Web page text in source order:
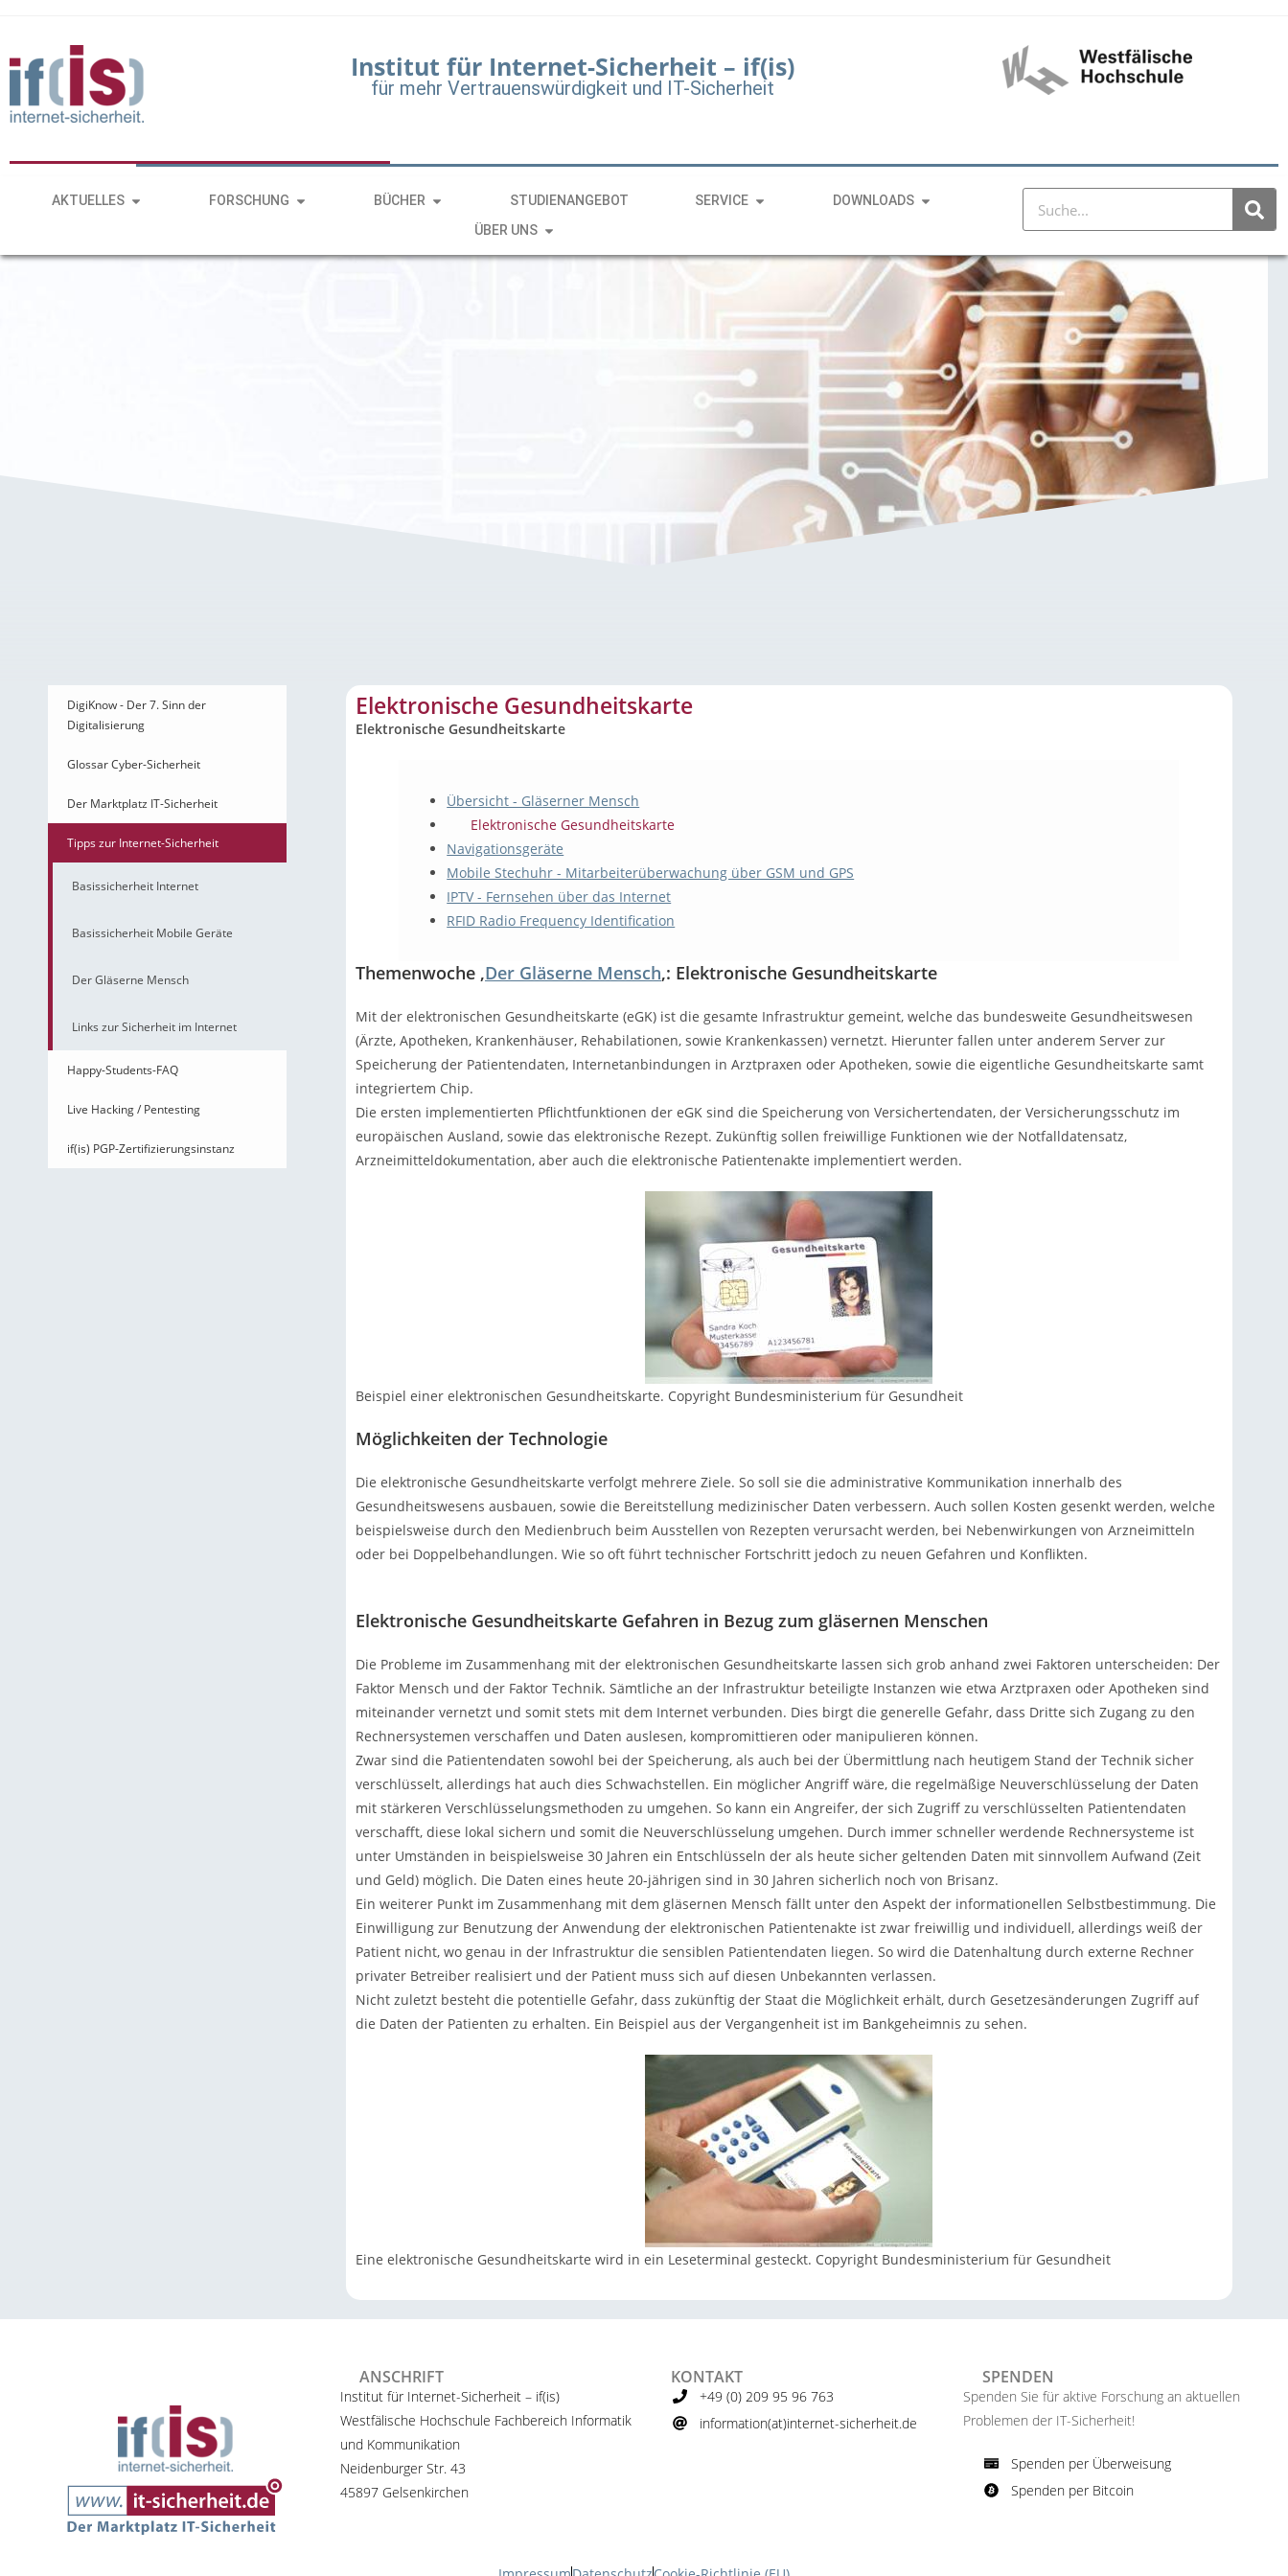
Institut für Internet-Sicherheit – if(is)
für mehr Vertrauenswürdigkeit und IT-Sicherheit
AKTUELLES FORSCHUNG BÜCHER STUDIENANGEBOT SERVICE
DOWNLOADS
ÜBER UNS
DigiKnow - Der 7. Sinn der
Digitalisierung
Glossar Cyber-Sicherheit
Der Marktplatz IT-Sicherheit
Tipps zur Internet-Sicherheit
Basissicherheit Internet
Basissicherheit Mobile Geräte
Der Gläserne Mensch
Links zur Sicherheit im Internet
Happy-Students-FAQ
Live Hacking / Pentesting
if(is) PGP-Zertifizierungsinstanz
Elektronische Gesundheitskarte
Elektronische Gesundheitskarte
Übersicht - Gläserner Mensch
Elektronische Gesundheitskarte
Navigationsgeräte
Mobile Stechuhr - Mitarbeiterüberwachung über GSM und GPS
IPTV - Fernsehen über das Internet
RFID Radio Frequency Identification
Themenwoche ‚Der Gläserne Mensch‚: Elektronische Gesundheitskarte
Mit der elektronischen Gesundheitskarte (eGK) ist die gesamte Infrastruktur gemeint, welche das bundesweite Gesundheitswesen
(Ärzte, Apotheken, Krankenhäuser, Rehabilationen, sowie Krankenkassen) vernetzt. Hierunter fallen unter anderem Server zur
Speicherung der Patientendaten, Internetanbindungen in Arztpraxen oder Apotheken, sowie die eigentliche Gesundheitskarte samt
integriertem Chip.
Die ersten implementierten Pflichtfunktionen der eGK sind die Speicherung von Versichertendaten, der Versicherungsschutz im
europäischen Ausland, sowie das elektronische Rezept. Zukünftig sollen freiwillige Funktionen wie der Notfalldatensatz,
Arzneimitteldokumentation, aber auch die elektronische Patientenakte implementiert werden.
Beispiel einer elektronischen Gesundheitskarte. Copyright Bundesministerium für Gesundheit
Möglichkeiten der Technologie
Die elektronische Gesundheitskarte verfolgt mehrere Ziele. So soll sie die administrative Kommunikation innerhalb des
Gesundheitswesens ausbauen, sowie die Bereitstellung medizinischer Daten verbessern. Auch sollen Kosten gesenkt werden, welche
beispielsweise durch den Medienbruch beim Ausstellen von Rezepten verursacht werden, bei Nebenwirkungen von Arzneimitteln
oder bei Doppelbehandlungen. Wie so oft führt technischer Fortschritt jedoch zu neuen Gefahren und Konflikten.
Elektronische Gesundheitskarte Gefahren in Bezug zum gläsernen Menschen
Die Probleme im Zusammenhang mit der elektronischen Gesundheitskarte lassen sich grob anhand zwei Faktoren unterscheiden: Der
Faktor Mensch und der Faktor Technik. Sämtliche an der Infrastruktur beteiligte Instanzen wie etwa Arztpraxen oder Apotheken sind
miteinander vernetzt und somit stets mit dem Internet verbunden. Dies birgt die generelle Gefahr, dass Dritte sich Zugang zu den
Rechnersystemen verschaffen und Daten auslesen, kompromittieren oder manipulieren können.
Zwar sind die Patientendaten sowohl bei der Speicherung, als auch bei der Übermittlung nach heutigem Stand der Technik sicher
verschlüsselt, allerdings hat auch dies Schwachstellen. Ein möglicher Angriff wäre, die regelmäßige Neuverschlüsselung der Daten
mit stärkeren Verschlüsselungsmethoden zu umgehen. So kann ein Angreifer, der sich Zugriff zu verschlüsselten Patientendaten
verschafft, diese lokal sichern und somit die Neuverschlüsselung umgehen. Durch immer schneller werdende Rechnersysteme ist
unter Umständen in beispielsweise 30 Jahren ein Entschlüsseln der als heute sicher geltenden Daten mit sinnvollem Aufwand (Zeit
und Geld) möglich. Die Daten eines heute 20-jährigen sind in 30 Jahren sicherlich noch von Brisanz.
Ein weiterer Punkt im Zusammenhang mit dem gläsernen Mensch fällt unter den Aspekt der informationellen Selbstbestimmung. Die
Einwilligung zur Benutzung der Anwendung der elektronischen Patientenakte ist zwar freiwillig und individuell, allerdings weiß der
Patient nicht, wo genau in der Infrastruktur die sensiblen Patientendaten liegen. So wird die Datenhaltung durch externe Rechner
privater Betreiber realisiert und der Patient muss sich auf diesen Unbekannten verlassen.
Nicht zuletzt besteht die potentielle Gefahr, dass zukünftig der Staat die Möglichkeit erhält, durch Gesetzesänderungen Zugriff auf
die Daten der Patienten zu erhalten. Ein Beispiel aus der Vergangenheit ist im Bankgeheimnis zu sehen.
Eine elektronische Gesundheitskarte wird in ein Leseterminal gesteckt. Copyright Bundesministerium für Gesundheit
ANSCHRIFT
Institut für Internet-Sicherheit – if(is)
Westfälische Hochschule Fachbereich Informatik
und Kommunikation
Neidenburger Str. 43
45897 Gelsenkirchen
KONTAKT
+49 (0) 209 95 96 763
information(at)internet-sicherheit.de ​
SPENDEN
Spenden Sie für aktive Forschung an aktuellen
Problemen der IT-Sicherheit!​
Spenden per Überweisung​
Spenden per Bitcoin​